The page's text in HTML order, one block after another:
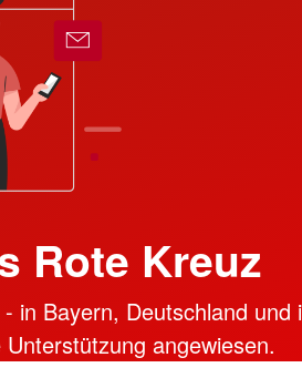
Rote Kreuz
in Bayern, Deutschland und
angewiesen.